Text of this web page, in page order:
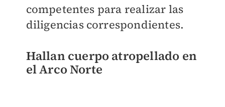
competentes para realizar las
diligencias correspondientes.
Hallan cuerpo atropellado en
el Arco Norte